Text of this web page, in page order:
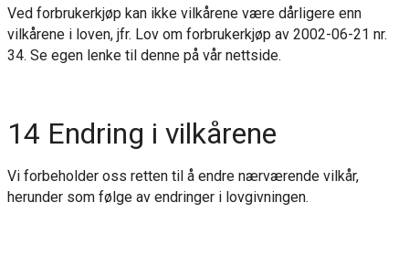
Ved forbrukerkjøp kan ikke vilkårene være dårligere enn
vilkårene i loven, jfr. Lov om forbrukerkjøp av 2002-06-21 nr.
34. Se egen lenke til denne på vår nettside.
14 Endring i vilkårene
Vi forbeholder oss retten til å endre nærværende vilkår,
herunder som følge av endringer i lovgivningen.